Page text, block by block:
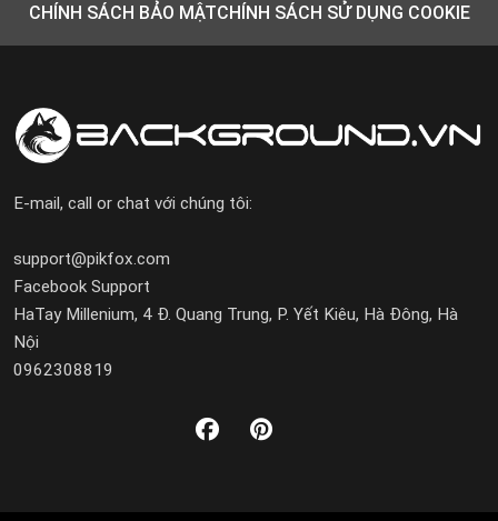
CHÍNH SÁCH BẢO MẬTCHÍNH SÁCH SỬ DỤNG COOKIE
E-mail, call or chat với chúng tôi:
support@pikfox.com
Facebook Support
HaTay Millenium, 4 Đ. Quang Trung, P. Yết Kiêu, Hà Đông, Hà
Nội
0962308819